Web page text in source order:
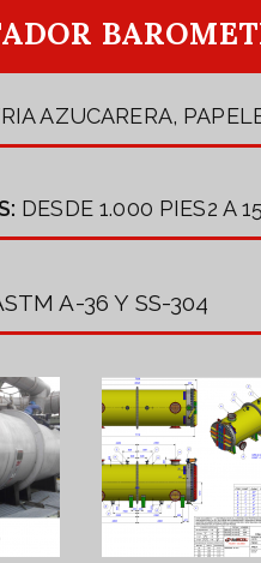
AZUCARERA,
DESDE 1.000 PIES2 A
A-36 Y SS-304